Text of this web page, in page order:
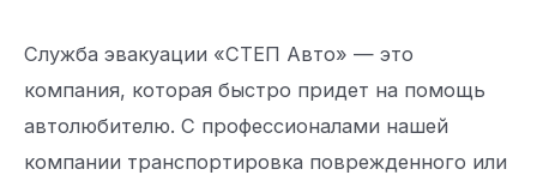
Служба эвакуации «СТЕП Авто» — это
компания, которая быстро придет на помощь
автолюбителю. С профессионалами нашей
компании транспортировка поврежденного или